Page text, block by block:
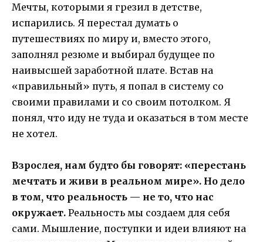
Мечты, которыми я грезил в детстве,
испарились. Я перестал думать о
путешествиях по миру и, вместо этого,
заполнял резюме и выбирал будущее по
наивысшей заработной плате. Встав на
«правильный» путь, я попал в систему со
своими правилами и со своим потолком. Я
понял, что иду не туда и оказаться в том месте
не хотел.
Взрослея, нам будто бы говорят: «перестань
мечтать и живи в реальном мире». Но дело
в том, что реальность — не то, что нас
окружает. Реальность мы создаем для себя
сами. Мышление, поступки и идеи влияют на